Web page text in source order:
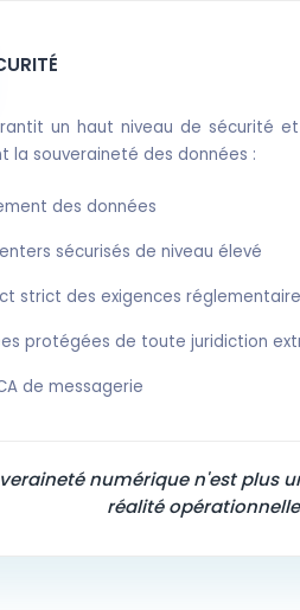
un haut niveau de sécurité
la souveraineté des données :
des données
sécurisés de niveau élevé
strict des exigences
protégées de toute juridiction
de messagerie
numérique n'est plus
réalité